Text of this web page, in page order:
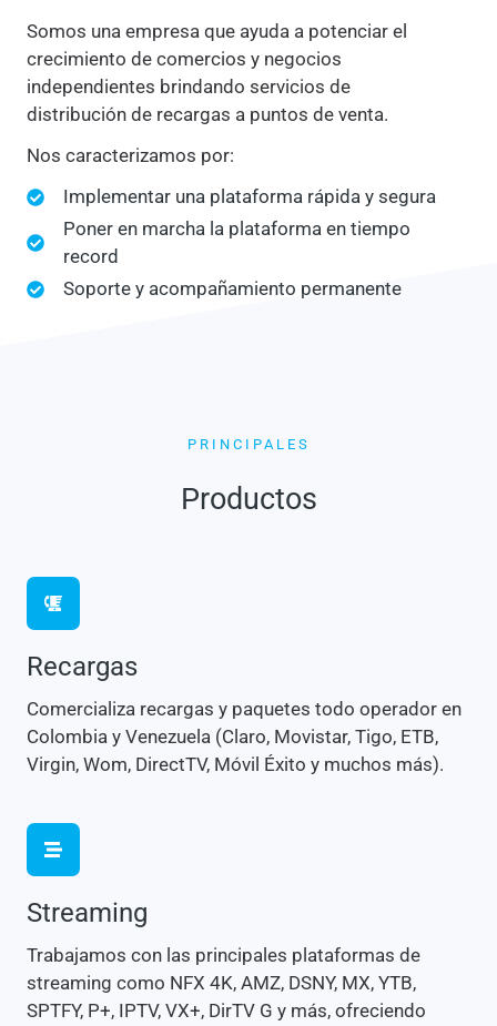
Somos una empresa que ayuda a potenciar el
crecimiento de comercios y negocios
independientes brindando servicios de
distribución de recargas a puntos de venta.
Nos caracterizamos por:
Implementar una plataforma rápida y segura
Poner en marcha la plataforma en tiempo
record
Soporte y acompañamiento permanente
PRINCIPALES
Productos
Recargas
Comercializa recargas y paquetes todo operador en
Colombia y Venezuela (Claro, Movistar, Tigo, ETB,
Virgin, Wom, DirectTV, Móvil Éxito y muchos más).
Streaming
Trabajamos con las principales plataformas de
streaming como NFX 4K, AMZ, DSNY, MX, YTB,
SPTFY, P+, IPTV, VX+, DirTV G y más, ofreciendo